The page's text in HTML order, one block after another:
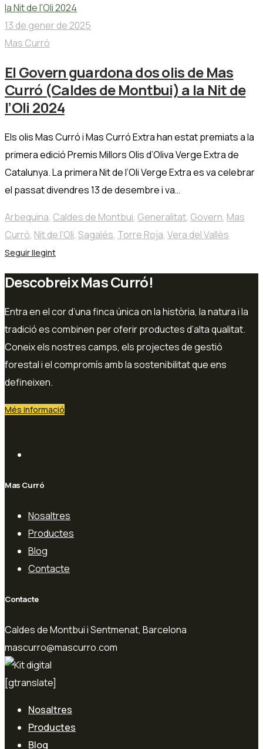
13 de gener de 2025
Mas Curró
El Govern guardona dos olis de Mas
Curró (Caldes de Montbui) a la Nit de
l’Oli 2024
Els olis Mas Curró i Mas Curró Extra han estat premiats a la
primera edició Premis Millors Olis d’Oliva Verge Extra de
Catalunya. La primera Nit de l’Oli Verge Extra es va celebrar
el passat divendres 13 de desembre i va…
Arbequina, Caldes de Montbui, Generalitat, Govern, Mas
Curró, Nit de l'Oli, Sagalés, Torre Roja, Vera del Vallès
Seguir llegint
Descobreix Mas Curró!
Entra en el cor d’una finca única on la història, la natura i la
tradició es combinen per oferir productes d’alta qualitat.
Coneix els nostres camps, els projectes de gestió
forestal i el compromís amb la sostenibilitat que ens
defineixen.
Més informació
Mas Curró
Nosaltres
Productes
Blog
Contacte
Contacte
Caldes de Montbui i Sentmenat, Barcelona
mascurro@mascurro.com
[gtranslate]
Nosaltres
Productes
Blog